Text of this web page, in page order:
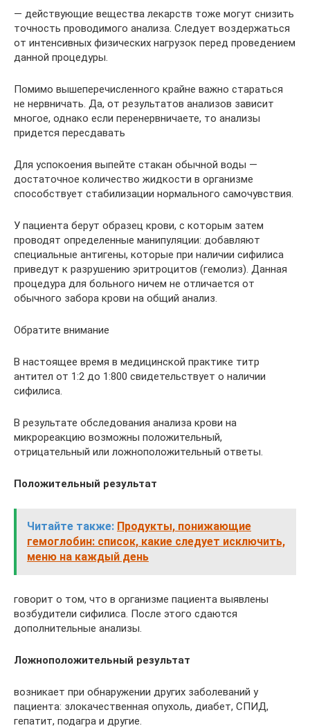
— действующие вещества лекарств тоже могут снизить
точность проводимого анализа. Следует воздержаться
от интенсивных физических нагрузок перед проведением
данной процедуры.
Помимо вышеперечисленного крайне важно стараться
не нервничать. Да, от результатов анализов зависит
многое, однако если перенервничаете, то анализы
придется пересдавать
Для успокоения выпейте стакан обычной воды —
достаточное количество жидкости в организме
способствует стабилизации нормального самочувствия.
У пациента берут образец крови, с которым затем
проводят определенные манипуляции: добавляют
специальные антигены, которые при наличии сифилиса
приведут к разрушению эритроцитов (гемолиз). Данная
процедура для больного ничем не отличается от
обычного забора крови на общий анализ.
Обратите внимание
В настоящее время в медицинской практике титр
антител от 1:2 до 1:800 свидетельствует о наличии
сифилиса.
В результате обследования анализа крови на
микрореакцию возможны положительный,
отрицательный или ложноположительный ответы.
Положительный результат
Читайте также: Продукты, понижающие
гемоглобин: список, какие следует исключить,
меню на каждый день
говорит о том, что в организме пациента выявлены
возбудители сифилиса. После этого сдаются
дополнительные анализы.
Ложноположительный результат
возникает при обнаружении других заболеваний у
пациента: злокачественная опухоль, диабет, СПИД,
гепатит, подагра и другие.